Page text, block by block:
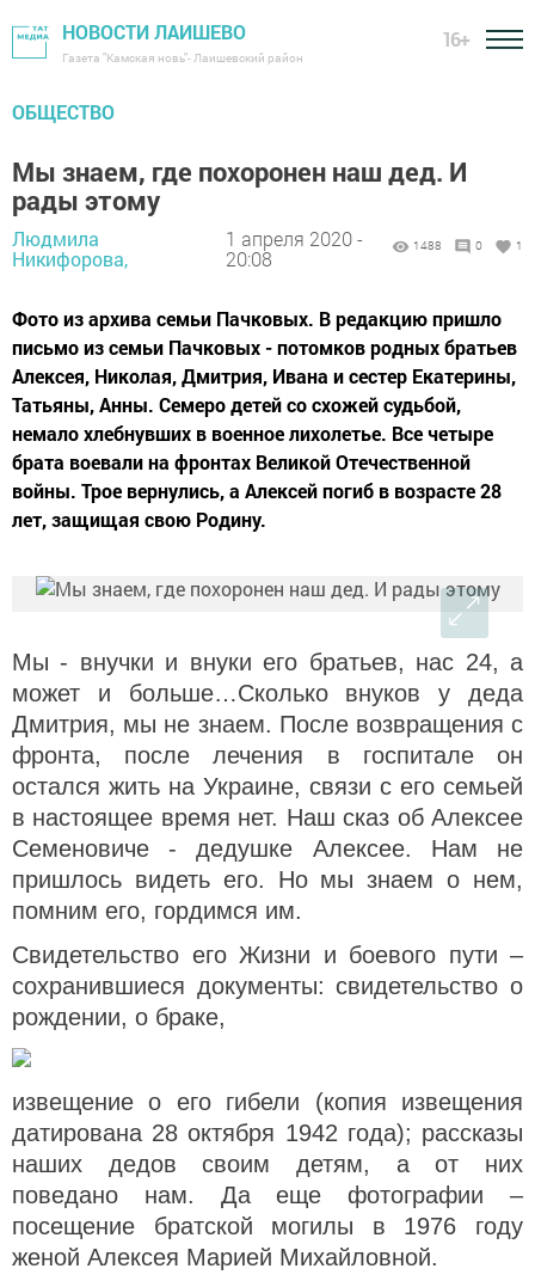
НОВОСТИ ЛАИШЕВО
Газета "Камская новь"- Лаишевский район
16+
ОБЩЕСТВО
Мы знаем, где похоронен наш дед. И
рады этому
Людмила
Никифорова,
1 апреля 2020 -
20:08
1488 0 1
Фото из архива семьи Пачковых. В редакцию пришло
письмо из семьи Пачковых - потомков родных братьев
Алексея, Николая, Дмитрия, Ивана и сестер Екатерины,
Татьяны, Анны. Семеро детей со схожей судьбой,
немало хлебнувших в военное лихолетье. Все четыре
брата воевали на фронтах Великой Отечественной
войны. Трое вернулись, а Алексей погиб в возрасте 28
лет, защищая свою Родину.
Мы - внучки и внуки его братьев, нас 24, а
может и больше…Сколько внуков у деда
Дмитрия, мы не знаем. После возвращения с
фронта, после лечения в госпитале он
остался жить на Украине, связи с его семьей
в настоящее время нет. Наш сказ об Алексее
Семеновиче - дедушке Алексее. Нам не
пришлось видеть его. Но мы знаем о нем,
помним его, гордимся им.
Свидетельство его Жизни и боевого пути –
сохранившиеся документы: свидетельство о
рождении, о браке,
извещение о его гибели (копия извещения
датирована 28 октября 1942 года); рассказы
наших дедов своим детям, а от них
поведано нам. Да еще фотографии –
посещение братской могилы в 1976 году
женой Алексея Марией Михайловной.